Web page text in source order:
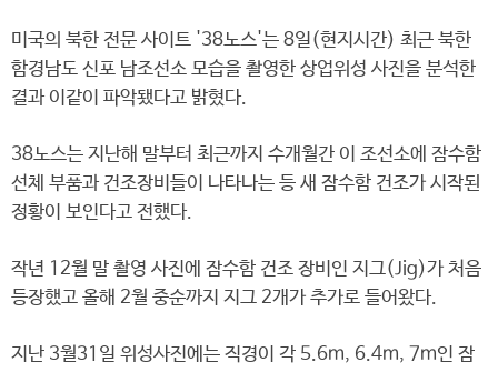
미국의 북한 전문 사이트 '38노스'는 8일(현지시간) 최근 북한
함경남도 신포 남조선소 모습을 촬영한 상업위성 사진을 분석한
결과 이같이 파악됐다고 밝혔다.
38노스는 지난해 말부터 최근까지 수개월간 이 조선소에 잠수함
선체 부품과 건조장비들이 나타나는 등 새 잠수함 건조가 시작된
정황이 보인다고 전했다.
작년 12월 말 촬영 사진에 잠수함 건조 장비인 지그(Jig)가 처음
등장했고 올해 2월 중순까지 지그 2개가 추가로 들어왔다.
지난 3월31일 위성사진에는 직경이 각 5.6ｍ, 6.4ｍ, 7ｍ인 잠